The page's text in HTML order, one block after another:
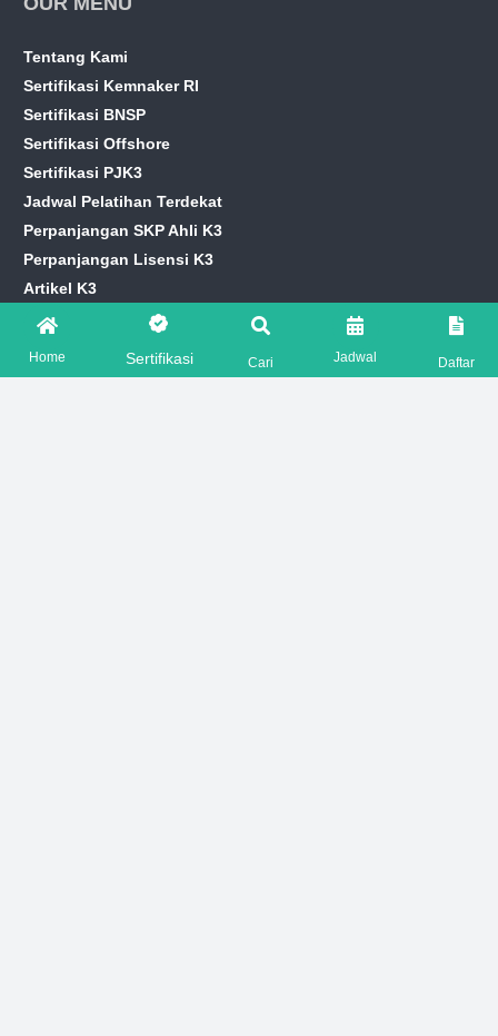
Tentang Kami
Sertifikasi Kemnaker RI
Sertifikasi BNSP
Sertifikasi Offshore
Sertifikasi PJK3
Jadwal Pelatihan Terdekat
Perpanjangan SKP Ahli K3
Perpanjangan Lisensi K3
Artikel K3
Info Loker HSE
CONTACT US
Home Sertifikasi Cari Jadwal Daftar